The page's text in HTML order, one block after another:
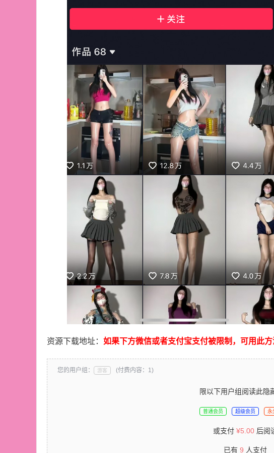
资源下载地址： 如果下方微信或者支付宝支付被限制，可用此方
您的用户组： 游客 (付费内容：1)
限以下用户组阅读此隐
普通会员 超级会员 永
或支付 ¥5.00 后阅
已有 9 人支付